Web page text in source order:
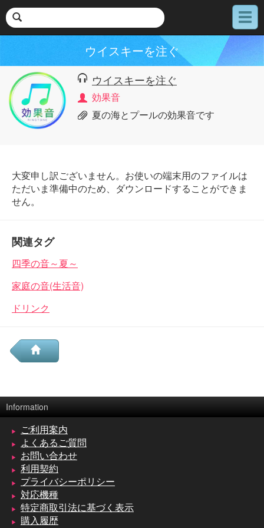
メ
ニ
ウイスキーを注ぐ
ウイスキーを注ぐ
効果音
夏の海とプールの効果音です
大変申し訳ございません。お使いの端末用のファイルは
ただいま準備中のため、ダウンロードすることができま
せん。
関連タグ
四季の音～夏～
家庭の音(生活音)
ドリンク
Information
ご利用案内
よくあるご質問
お問い合わせ
利用契約
プライバシーポリシー
対応機種
特定商取引法に基づく表示
購入履歴